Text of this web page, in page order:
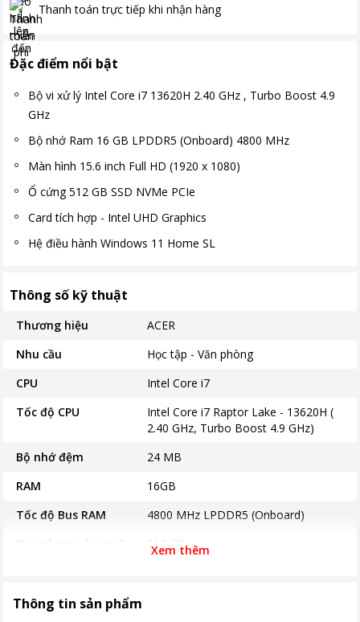
Thanh toán trực tiếp khi nhận hàng
Đặc điểm nổi bật
Bộ vi xử lý Intel Core i7 13620H 2.40 GHz , Turbo Boost 4.9
GHz
Bộ nhớ Ram 16 GB LPDDR5 (Onboard) 4800 MHz
Màn hình 15.6 inch Full HD (1920 x 1080)
Ổ cứng 512 GB SSD NVMe PCIe
Card tích hợp - Intel UHD Graphics
Hệ điều hành Windows 11 Home SL
Thông số kỹ thuật
Thương hiệu
ACER
Nhu cầu
Học tập - Văn phòng
CPU
Intel Core i7
Tốc độ CPU
Intel Core i7 Raptor Lake - 13620H (
2.40 GHz, Turbo Boost 4.9 GHz)
Bộ nhớ đệm
24 MB
RAM
16GB
Tốc độ Bus RAM
4800 MHz LPDDR5 (Onboard)
Dung lượng lưu trữ
512 GB
Độ phân giải
Xem thêm
Thông tin sản phẩm